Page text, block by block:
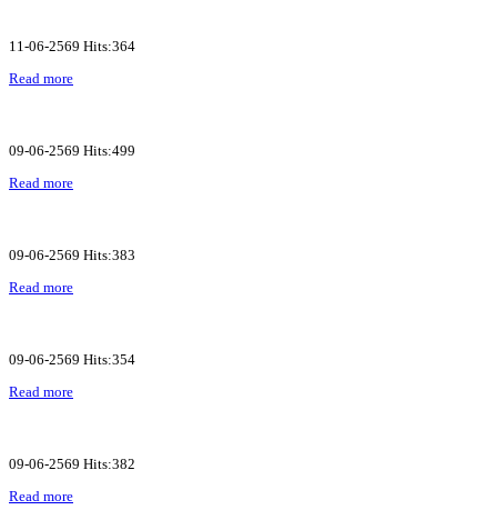
11-06-2569 Hits:364
Read more
09-06-2569 Hits:499
Read more
09-06-2569 Hits:383
Read more
09-06-2569 Hits:354
Read more
09-06-2569 Hits:382
Read more